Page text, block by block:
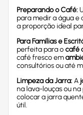
Preparando o Café:
para medir a água e
a proporção ideal
Para Famílias e
perfeita para ocafé
café fresco em
consultórios ou até
Limpeza da Jarra:A
na lava-louças ou
colocar a jarra
útil.